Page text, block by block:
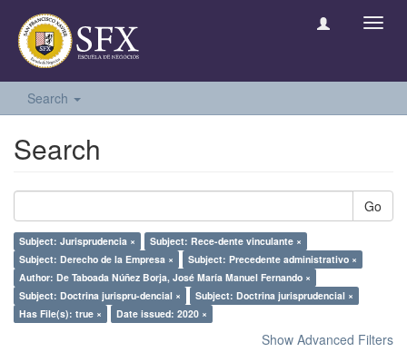
Search
Search
Go
Subject: Jurisprudencia ×
Subject: Rece-dente vinculante ×
Subject: Derecho de la Empresa ×
Subject: Precedente administrativo ×
Author: De Taboada Núñez Borja, José María Manuel Fernando ×
Subject: Doctrina jurispru-dencial ×
Subject: Doctrina jurisprudencial ×
Has File(s): true ×
Date issued: 2020 ×
Show Advanced Filters